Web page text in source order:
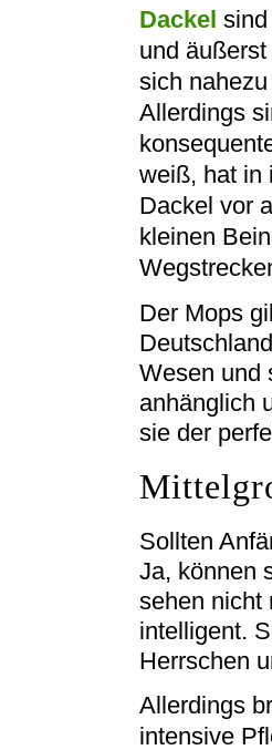
Dackel
und
sich
Allerdings
weiß, hat in
Dackel vor
kleinen
Der Mops
Wesen und
anhänglich
sie der
Sollten
Ja, können
sehen nicht
intelligent.
Herrschen
Allerdings
intensive